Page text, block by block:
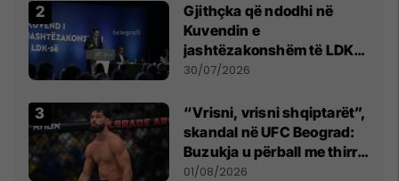
Gjithçka që ndodhi në
Kuvendin e
jashtëzakonshëm të LDK-
së
30/07/2026
“Vrisni, vrisni shqiptarët”,
skandal në UFC Beograd:
Buzukja u përball me thirrje
anti-shqiptare nga
01/08/2026